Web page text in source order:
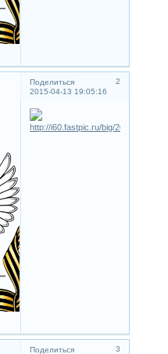
Поделиться
2
2015-04-13 19:05:16
Поделиться
3